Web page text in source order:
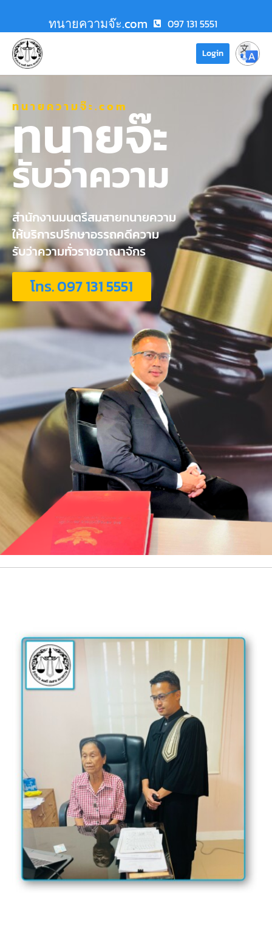
ทนายความจ๊ะ.com 097 131 5551
Login
ทนายความจ๊ะ.com
ทนายจ๊ะ
รับว่าความ
สำนักงานมนตรีสมสายทนายความ
ให้บริการปรึกษาอรรถคดีความ
รับว่าความทั่วราชอาณาจักร
โทร. 097 131 5551